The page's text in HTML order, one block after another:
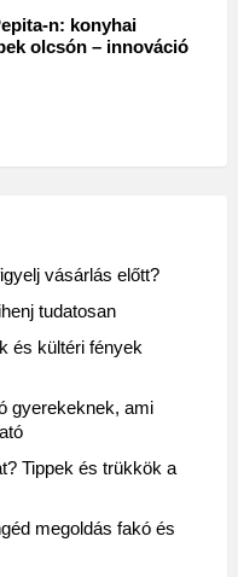
n: konyhai
olcsón – innováció
vásárlás előtt?
tudatosan
és kültéri fények
gyerekeknek, ami
Tippek és trükkök a
megoldás fakó és